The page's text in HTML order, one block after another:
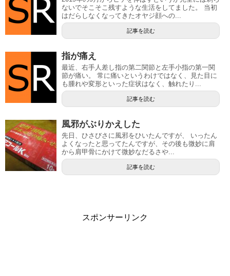
ないでそこそこ残すような生活をしてました。 当初
はだらしなくなってきたオヤジ顔への...
記事を読む
指が痛え
最近、右手人差し指の第二関節と左手小指の第一関
節が痛い。 常に痛いというわけではなく、見た目に
も腫れや変形といった症状はなく、触れたり...
記事を読む
風邪がぶりかえした
先日、ひさびさに風邪をひいたんですが、 いったん
よくなったと思ってたんですが、その後も微妙に肩
から肩甲骨にかけて微妙なだるさや...
記事を読む
スポンサーリンク